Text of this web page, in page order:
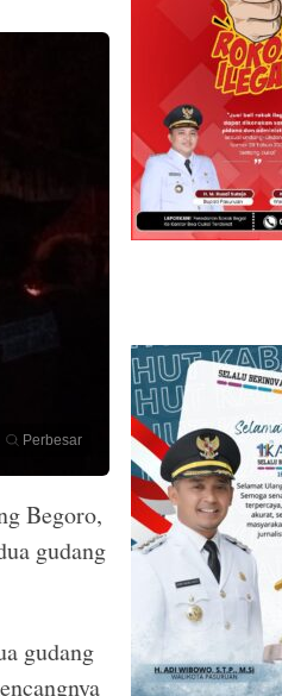
Perbesar
Begoro,
gudang
gudang